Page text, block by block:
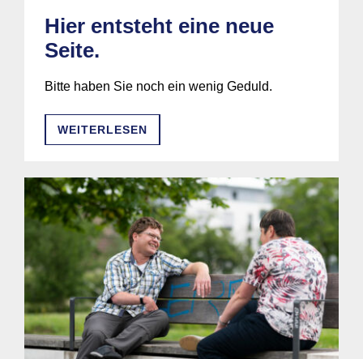
Hier entsteht eine neue
Seite.
Bitte haben Sie noch ein wenig Geduld.
WEITERLESEN